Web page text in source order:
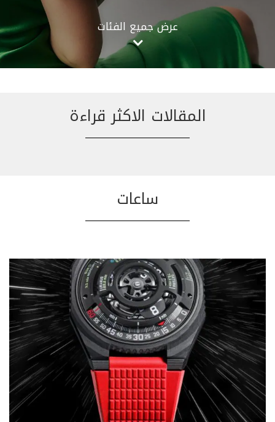
عرض جميع الفئات
المقالات الاكثر قراءة
ساعات